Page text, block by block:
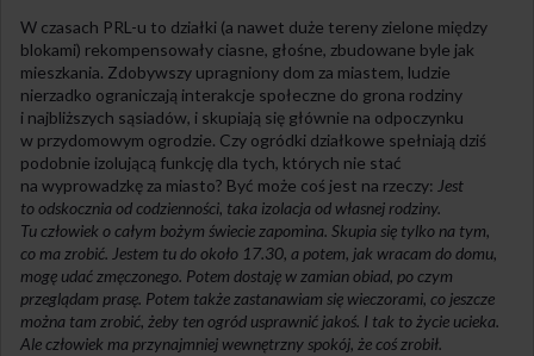
W czasach PRL-u to działki (a nawet duże tereny zielone między
blokami) rekompensowały ciasne, głośne, zbudowane byle jak
mieszkania. Zdobywszy upragniony dom za miastem, ludzie
nierzadko ograniczają interakcje społeczne do grona rodziny
i najbliższych sąsiadów, i skupiają się głównie na odpoczynku
w przydomowym ogrodzie. Czy ogródki działkowe spełniają dziś
podobnie izolującą funkcję dla tych, których nie stać
na wyprowadzkę za miasto? Być może coś jest na rzeczy: Jest
to odskocznia od codzienności, taka izolacja od własnej rodziny.
Tu człowiek o całym bożym świecie zapomina. Skupia się tylko na tym,
co ma zrobić. Jestem tu do około 17.30, a potem, jak wracam do domu,
mogę udać zmęczonego. Potem dostaję w zamian obiad, po czym
przeglądam prasę. Potem także zastanawiam się wieczorami, co jeszcze
można tam zrobić, żeby ten ogród usprawnić jakoś. I tak to życie ucieka.
Ale człowiek ma przynajmniej wewnętrzny spokój, że coś zrobił.